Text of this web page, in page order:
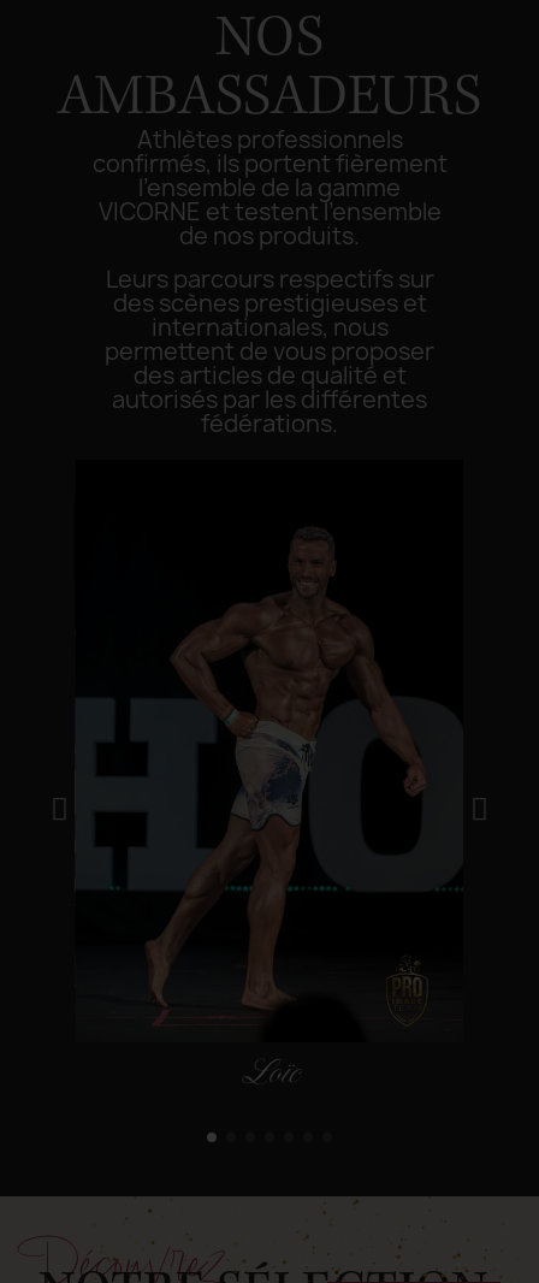
NOS
AMBASSADEURS
Athlètes professionnels
confirmés, ils portent fièrement
l’ensemble de la gamme
VICORNE et testent l’ensemble
de nos produits.
Leurs parcours respectifs sur
des scènes prestigieuses et
internationales, nous
permettent de vous proposer
des articles de qualité et
autorisés par les différentes
fédérations.
Loïc